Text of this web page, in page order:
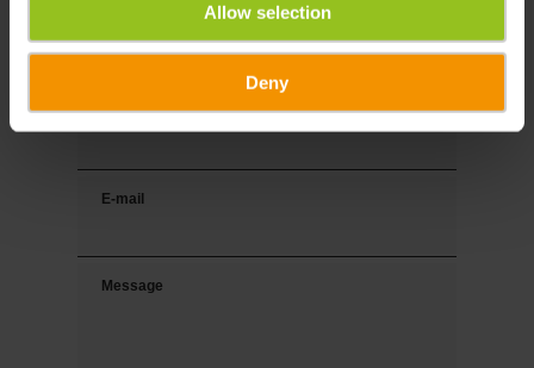
Allow selection
Deny
Tél.
E-mail
Message